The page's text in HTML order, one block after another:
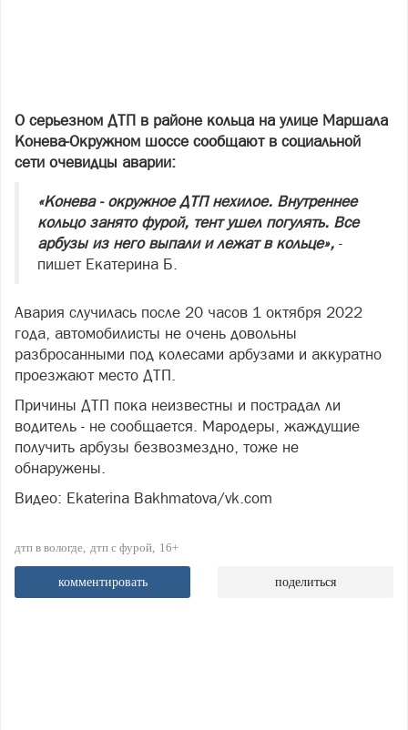
О серьезном ДТП в районе кольца на улице Маршала
Конева-Окружном шоссе сообщают в социальной
сети очевидцы аварии:
«Конева - окружное ДТП нехилое. Внутреннее
кольцо занято фурой, тент ушел погулять. Все
арбузы из него выпали и лежат в кольце», -
пишет Екатерина Б.
Авария случилась после 20 часов 1 октября 2022
года, автомобилисты не очень довольны
разбросанными под колесами арбузами и аккуратно
проезжают место ДТП.
Причины ДТП пока неизвестны и пострадал ли
водитель - не сообщается. Мародеры, жаждущие
получить арбузы безвозмездно, тоже не
обнаружены.
Видео: Ekaterina Bakhmatova/vk.com
дтп в вологде дтп с фурой 16+
комментировать поделиться